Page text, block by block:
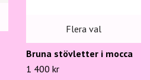
Flera val
Bruna stövletter i mocca
1 400 kr